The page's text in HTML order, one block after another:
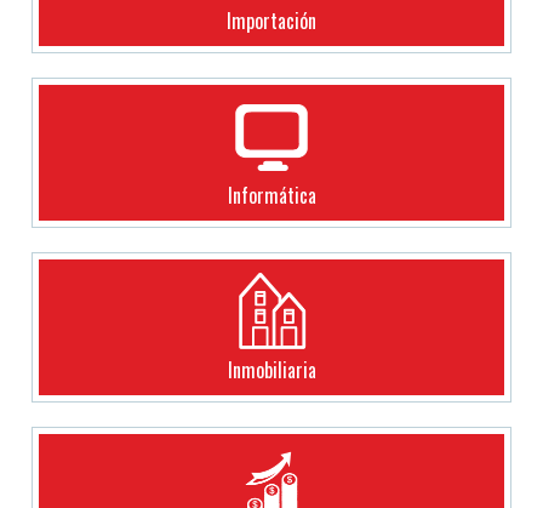
Importación
Informática
Inmobiliaria